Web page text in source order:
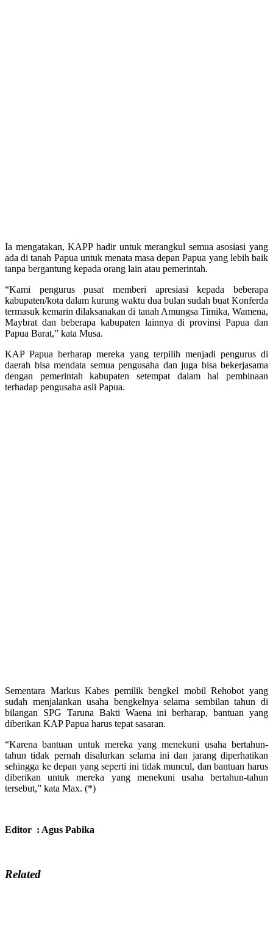
Ia mengatakan, KAPP hadir untuk merangkul semua asosiasi yang
ada di tanah Papua untuk menata masa depan Papua yang lebih baik
tanpa bergantung kepada orang lain atau pemerintah.
“Kami pengurus pusat memberi apresiasi kepada beberapa
kabupaten/kota dalam kurung waktu dua bulan sudah buat Konferda
termasuk kemarin dilaksanakan di tanah Amungsa Timika, Wamena,
Maybrat dan beberapa kabupaten lainnya di provinsi Papua dan
Papua Barat,” kata Musa.
KAP Papua berharap mereka yang terpilih menjadi pengurus di
daerah bisa mendata semua pengusaha dan juga bisa bekerjasama
dengan pemerintah kabupaten setempat dalam hal pembinaan
terhadap pengusaha asli Papua.
Sementara Markus Kabes pemilik bengkel mobil Rehobot yang
sudah menjalankan usaha bengkelnya selama sembilan tahun di
bilangan SPG Taruna Bakti Waena ini berharap, bantuan yang
diberikan KAP Papua harus tepat sasaran.
“Karena bantuan untuk mereka yang menekuni usaha bertahun-
tahun tidak pernah disalurkan selama ini dan jarang diperhatikan
sehingga ke depan yang seperti ini tidak muncul, dan bantuan harus
diberikan untuk mereka yang menekuni usaha bertahun-tahun
tersebut,” kata Max. (*)
Editor : Agus Pabika
Related